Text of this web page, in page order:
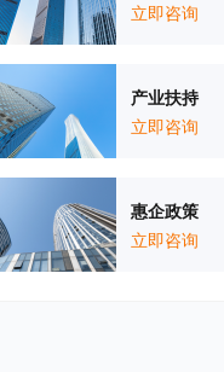
立即咨询
产业扶持
立即咨询
惠企政策
立即咨询